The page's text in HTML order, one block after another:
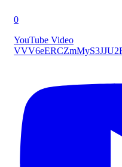
0
YouTube Video